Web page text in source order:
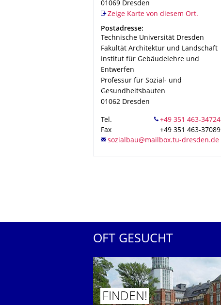
01069 Dresden
Zeige Karte von diesem Ort.
Adresse
Postadresse:
Technische Universität Dresden
Fakultät Architektur und Landschaft
Institut für Gebäudelehre und
Entwerfen
Professur für Sozial- und
Gesundheitsbauten
01062 Dresden
Tel.
Fax
+49 351 463-37089
OFT GESUCHT
FINDEN!